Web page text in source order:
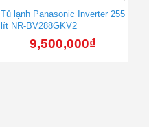
Tủ lạnh Panasonic Inverter 255
lít NR-BV288GKV2
9,500,000₫